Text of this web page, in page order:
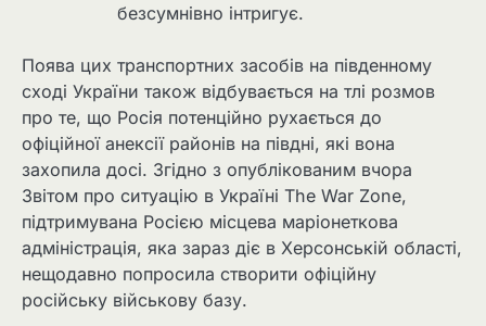
безсумнівно інтригує.
Поява цих транспортних засобів на південному
сході України також відбувається на тлі розмов
про те, що Росія потенційно рухається до
офіційної анексії районів на півдні, які вона
захопила досі. Згідно з опублікованим вчора
Звітом про ситуацію в Україні The War Zone,
підтримувана Росією місцева маріонеткова
адміністрація, яка зараз діє в Херсонській області,
нещодавно попросила створити офіційну
російську військову базу.